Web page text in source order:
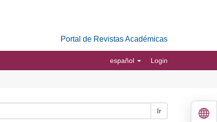
Portal de Revistas Académicas
español Login
Ir